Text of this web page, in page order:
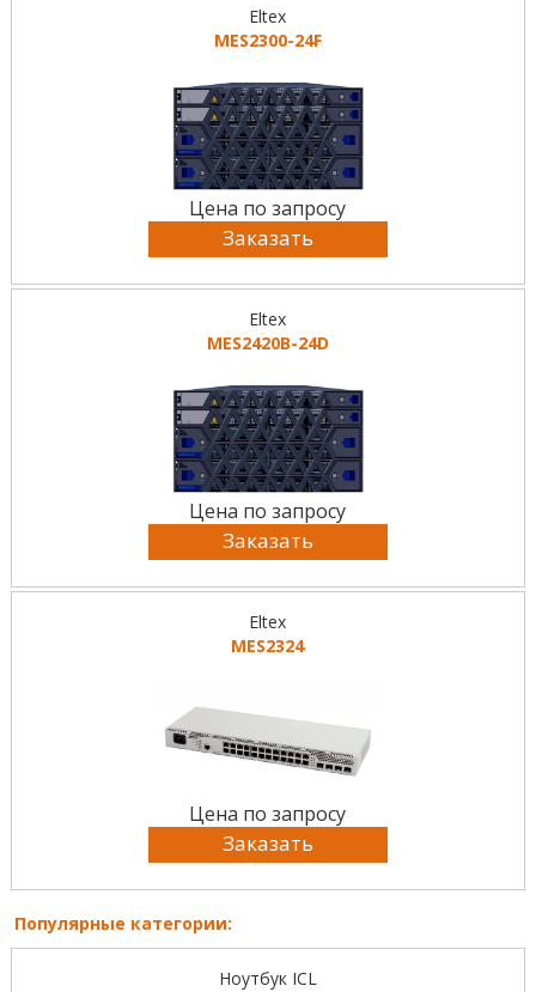
Eltex
MES2300-24F
Цена по запросу
Заказать
Eltex
MES2420B-24D
Цена по запросу
Заказать
Eltex
MES2324
Цена по запросу
Заказать
Популярные категории:
Ноутбук ICL